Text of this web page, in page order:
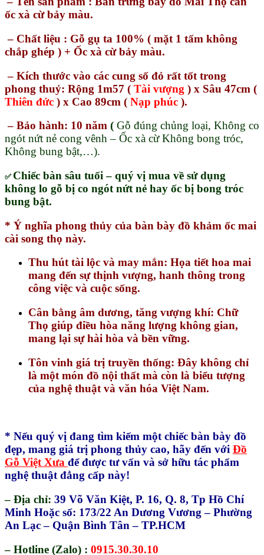
ốc xà cừ bảy màu.
– Chất liệu : Gỗ gụ ta 100% ( mặt 1 tấm không
chắp ghép ) + Ốc xà cừ bảy màu.
– Kích thước vào các cung số đỏ rất tốt trong
phong thuỷ: Rộng 1m57 ( Tài vượng ) x Sâu 47cm (
Thiên đức ) x Cao 89cm ( Nạp phúc ).
– Bảo hành: 10 năm ( Gỗ đúng chủng loại, Không co
ngót nứt nẻ cong vênh – Ốc xà cừ Không bong tróc,
Không bung bật,…).
✅ Chiếc bàn sâu tuổi – quý vị mua về sử dụng
không lo gỗ bị co ngót nứt nẻ hay ốc bị bong tróc
bung bật.
* Ý nghĩa phong thủy của bàn bày đồ khảm ốc mai
cài song thọ này.
Thu hút tài lộc và may mắn: Họa tiết hoa mai
mang đến sự thịnh vượng, hanh thông trong
công việc và cuộc sống.
Cân bằng âm dương, tăng vượng khí: Chữ
Thọ giúp điều hòa năng lượng không gian,
mang lại sự hài hòa và bền vững.
Tôn vinh giá trị truyền thống: Đây không chỉ
là một món đồ nội thất mà còn là biểu tượng
của nghệ thuật và văn hóa Việt Nam.
* Nếu quý vị đang tìm kiếm một chiếc bàn bày đồ
đẹp, mang giá trị phong thủy cao, hãy đến với Đồ
Gỗ Việt Xưa để được tư vấn và sở hữu tác phẩm
nghệ thuật đẳng cấp này!
– Địa chỉ: 39 Võ Văn Kiệt, P. 16, Q. 8, Tp Hồ Chí
Minh Hoặc số: 173/22 An Dương Vương – Phường
An Lạc – Quận Bình Tân – TP.HCM
– Hotline (Zalo) : 0915.30.30.10